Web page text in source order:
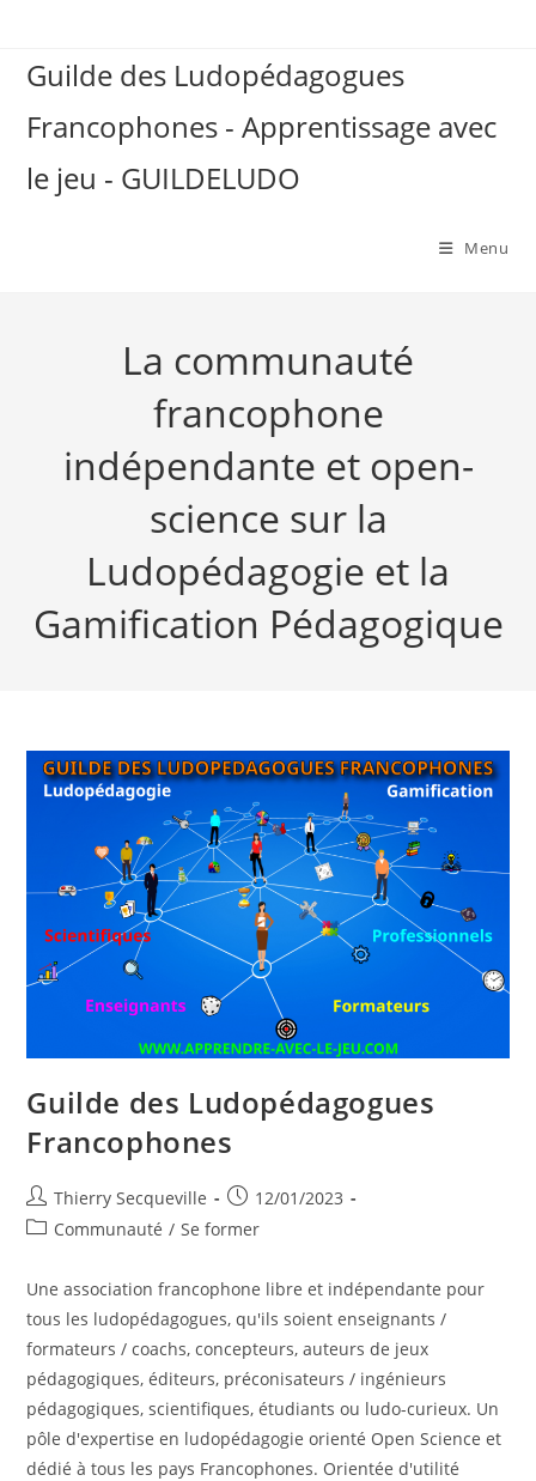
contentGuilde des Ludopédagogues
Francophones - Apprentissage avec
le jeu - GUILDELUDO
Menu
La communauté
francophone
indépendante et open-
science sur la
Ludopédagogie et la
Gamification Pédagogique
Guilde des Ludopédagogues
Francophones
Auteur/autrice
de
Thierry Secqueville
Publication
publiée :
12/01/2023
PostCommunauté / Se former
Une association francophone libre et indépendante pour
tous les ludopédagogues, qu'ils soient enseignants /
formateurs / coachs, concepteurs, auteurs de jeux
pédagogiques, éditeurs, préconisateurs / ingénieurs
pédagogiques, scientifiques, étudiants ou ludo-curieux. Un
pôle d'expertise en ludopédagogie orienté Open Science et
dédié à tous les pays Francophones. Orientée d'utilité